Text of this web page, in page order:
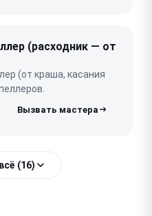
(расходник — от
(от краша, касания
(16)